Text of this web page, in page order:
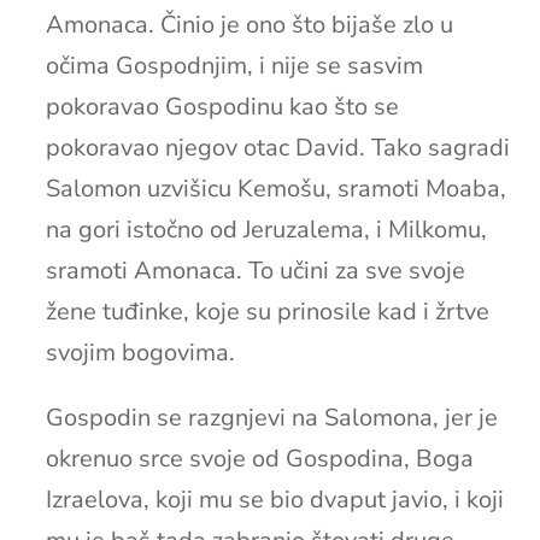
Amonaca. Činio je ono što bijaše zlo u
očima Gospodnjim, i nije se sasvim
pokoravao Gospodinu kao što se
pokoravao njegov otac David. Tako sagradi
Salomon uzvišicu Kemošu, sramoti Moaba,
na gori istočno od Jeruzalema, i Milkomu,
sramoti Amonaca. To učini za sve svoje
žene tuđinke, koje su prinosile kad i žrtve
svojim bogovima.
Gospodin se razgnjevi na Salomona, jer je
okrenuo srce svoje od Gospodina, Boga
Izraelova, koji mu se bio dvaput javio, i koji